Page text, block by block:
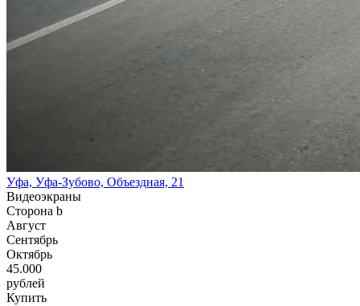
Уфа, Уфа-Зубово, Объездная, 21
Видеоэкраны
Сторона b
Август
Сентябрь
Октябрь
45.000
рублей
Купить